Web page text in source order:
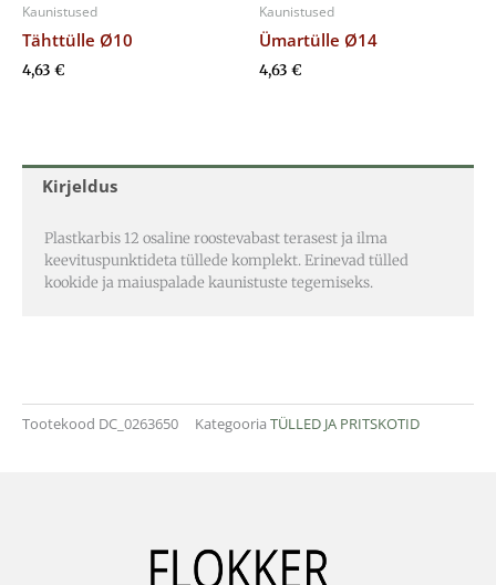
Kirjeldus
Plastkarbis 12 osaline roostevabast terasest ja ilma
keevituspunktideta tüllede komplekt. Erinevad tülled
kookide ja maiuspalade kaunistuste tegemiseks.
Tootekood DC_0263650 Kategooria TÜLLED JA PRITSKOTID
Kaunistused
Tähttülle Ø10
4,63 €
Kaunistused
Ümartülle Ø14
4,63 €